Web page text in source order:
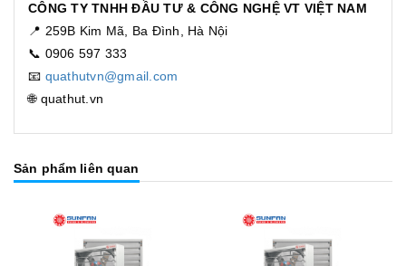
CÔNG TY TNHH ĐẦU TƯ & CÔNG NGHỆ VT VIỆT NAM
📍 259B Kim Mã, Ba Đình, Hà Nội
📞 0906 597 333
📧 quathutvn@gmail.com
🌐 quathut.vn
Sản phẩm liên quan